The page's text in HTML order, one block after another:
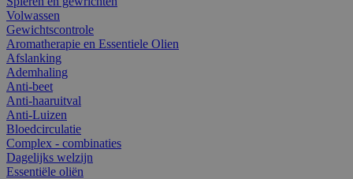
Volwassen
Gewichtscontrole
Aromatherapie en Essentiele Olien
Afslanking
Ademhaling
Anti-beet
Anti-haaruitval
Anti-Luizen
Bloedcirculatie
Complex - combinaties
Dagelijks welzijn
Essentiële oliën